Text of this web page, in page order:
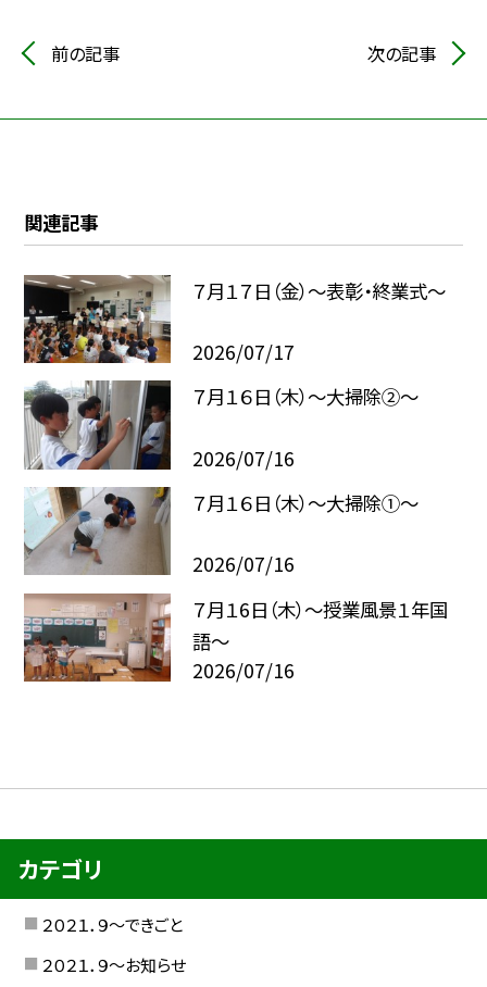
前の記事 次の記事
関連記事
７月１７日（金）～表彰・終業式～
2026/07/17
７月１６日（木）～大掃除②～
2026/07/16
７月１６日（木）～大掃除①～
2026/07/16
７月１6日（木）～授業風景１年国
語～
2026/07/16
カテゴリ
２０２１．９〜できごと
２０２１．９〜お知らせ